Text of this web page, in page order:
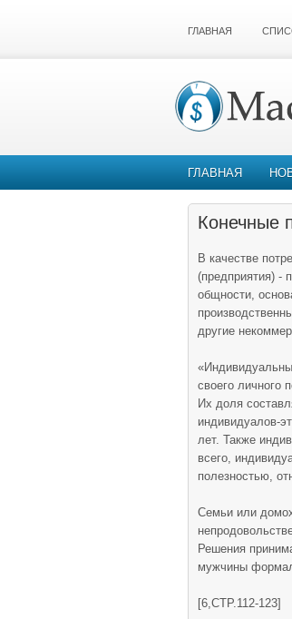
ГЛАВНАЯ
ГЛАВНАЯ
Конечные
В качестве
(предприятия) -
общности,
другие
своего личного
Их доля
индивидуалов-
лет. Также
всего,
полезностью,
Семьи или
Решения
мужчины
[6,СТР.112-123]